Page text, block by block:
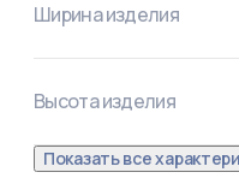
Ширина изделия
Высота изделия
Показать все